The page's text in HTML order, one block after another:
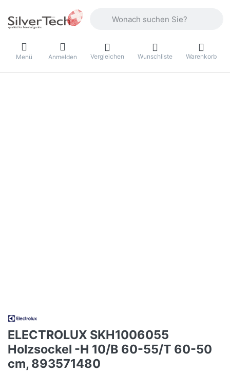
Menü Anmelden Vergleichen Wunschliste Warenkorb
ELECTROLUX SKH1006055
Holzsockel -H 10/B 60-55/T 60-50
cm, 893571480